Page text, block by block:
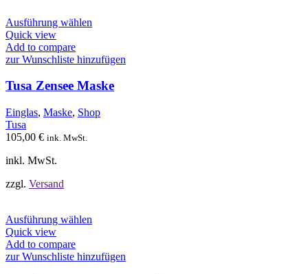
Ausführung wählen
mehrere
auf.
Optionen
können
Quick view
Add to compare
zur Wunschliste hinzufügen
Tusa Zensee Maske
Einglas, Maske, Shop
Tusa
105,00 € ink. MwSt.
inkl. MwSt.
zzgl. Versand
Ausführung wählen
mehrere
Quick view
Add to compare
zur Wunschliste hinzufügen